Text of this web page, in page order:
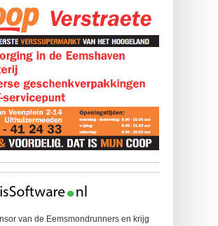
van de Eemsmondrunners en krijg